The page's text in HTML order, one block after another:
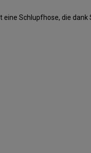
eine Schlupfhose, die